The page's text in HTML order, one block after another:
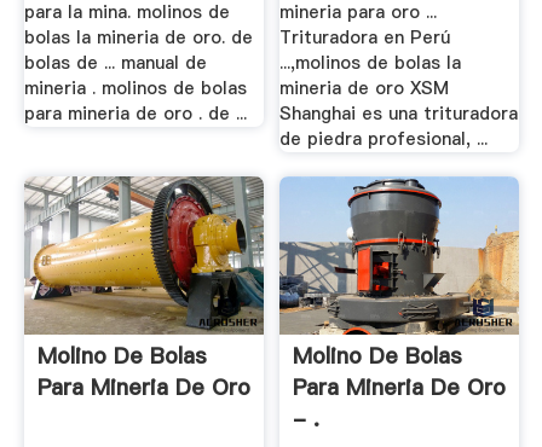
para la mina. molinos de
bolas la mineria de oro. de
bolas de ... manual de
mineria . molinos de bolas
para mineria de oro . de ...
mineria para oro ...
Trituradora en Perú
...,molinos de bolas la
mineria de oro XSM
Shanghai es una trituradora
de piedra profesional, ...
Molino De Bolas
Para Mineria De Oro
Molino De Bolas
Para Mineria De Oro
- .